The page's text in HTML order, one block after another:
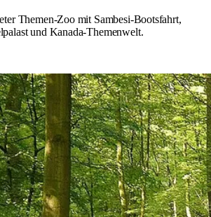
Themen-Zoo mit Sambesi-Bootsfahrt,
und Kanada-Themenwelt.